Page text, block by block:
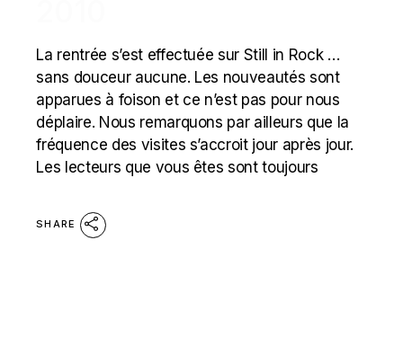
La rentrée s’est effectuée sur Still in Rock …
sans douceur aucune. Les nouveautés sont
apparues à foison et ce n’est pas pour nous
déplaire. Nous remarquons par ailleurs que la
fréquence des visites s’accroit jour après jour.
Les lecteurs que vous êtes sont toujours
SHARE